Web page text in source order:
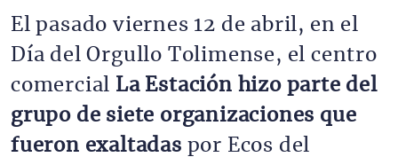
El pasado viernes 12 de abril, en el
Día del Orgullo Tolimense, el centro
comercial La Estación hizo parte del
grupo de siete organizaciones que
fueron exaltadas por Ecos del